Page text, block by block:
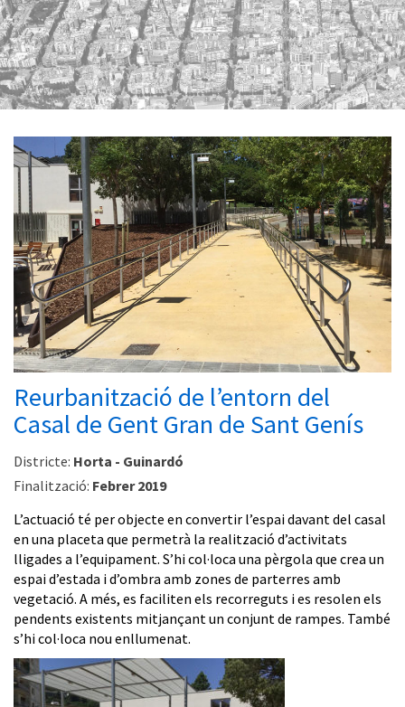
Reurbanització de l’entorn del
Casal de Gent Gran de Sant Genís
Districte: Horta - Guinardó
Finalització: Febrer 2019
L’actuació té per objecte en convertir l’espai davant del casal
en una placeta que permetrà la realització d’activitats
lligades a l’equipament. S’hi col·loca una pèrgola que crea un
espai d’estada i d’ombra amb zones de parterres amb
vegetació. A més, es faciliten els recorreguts i es resolen els
pendents existents mitjançant un conjunt de rampes. També
s’hi col·loca nou enllumenat.